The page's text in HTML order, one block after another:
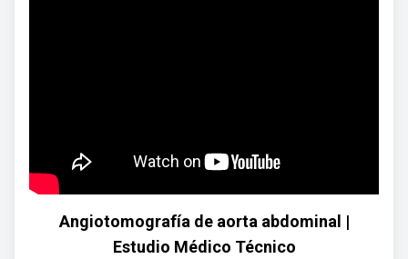
Angiotomografía de aorta abdominal |
Estudio Médico Técnico